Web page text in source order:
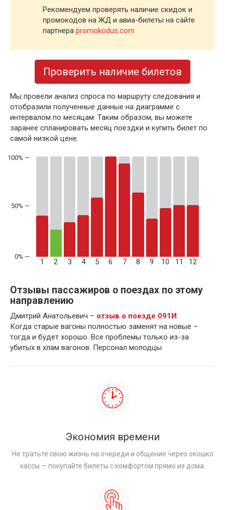
Рекомендуем проверять наличие скидок и
промокодов на ЖД и авиа-билеты на сайте
партнера promokodus.com
Проверить наличие билетов
Мы провели анализ спроса по маршруту следования и
отобразили полученные данные на диаграмме с
интервалом по месяцам. Таким образом, вы можете
заранее спланировать месяц поездки и купить билет по
самой низкой цене.
50% —
1 2 3 4 5 6 7 8 9 10 11 12
Отзывы пассажиров о поездах по этому
направлению
Дмитрий Анатольевич – отзыв о поезде 091И:
Когда старые вагоны полностью заменят на новые –
тогда и будет хорошо. Все проблемы только из-за
убитых в хлам вагонов. Персонал молодцы.
Экономия времени
Не тратьте свою жизнь на очереди и общение через окошко
кассы — покупайте билеты с комфортом прямо из дома.